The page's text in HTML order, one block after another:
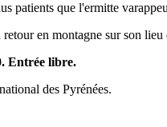
patients que l'ermitte
en montagne sur son
Entrée libre.
des Pyrénées.